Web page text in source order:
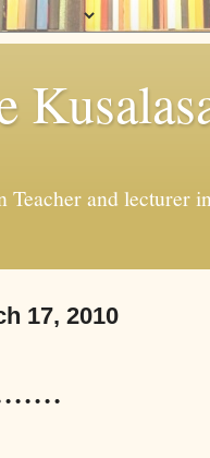
Teacher and lecturer
17, 2010